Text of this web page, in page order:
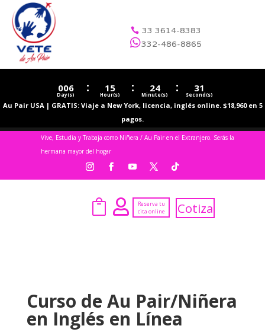
 33 3614-8383
332-486-8865

006
Day(s) : 15
Hour(s) : 24
Minute(s) : 30
Second(s)
Au Pair USA | GRATIS: Viaje a New York, licencia, inglés online. $18,960 en 5
pagos.
Vive, Estudia y Trabaja como Niñera / Au Pair en el Extranjero. Serás la
hermana mayor del hogar
 
Reserva tu
cita online
Cotiza
Curso de Au Pair/Niñera
en Inglés en Línea